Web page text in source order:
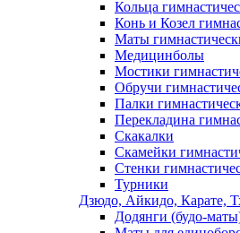
Кольца
Конь и Козел
Маты
Медицинболы
Мостики
Обручи
Палки
Перекладина
Скакалки
Скамейки
Стенки
Турники
Дзюдо, Айкидо, Карате,
Додянги (будо-